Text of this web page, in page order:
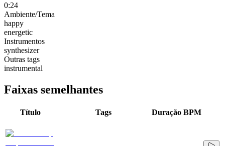
0:24
Ambiente/Tema
happy
energetic
Instrumentos
synthesizer
Outras tags
instrumental
Faixas semelhantes
Título Tags Duração BPM